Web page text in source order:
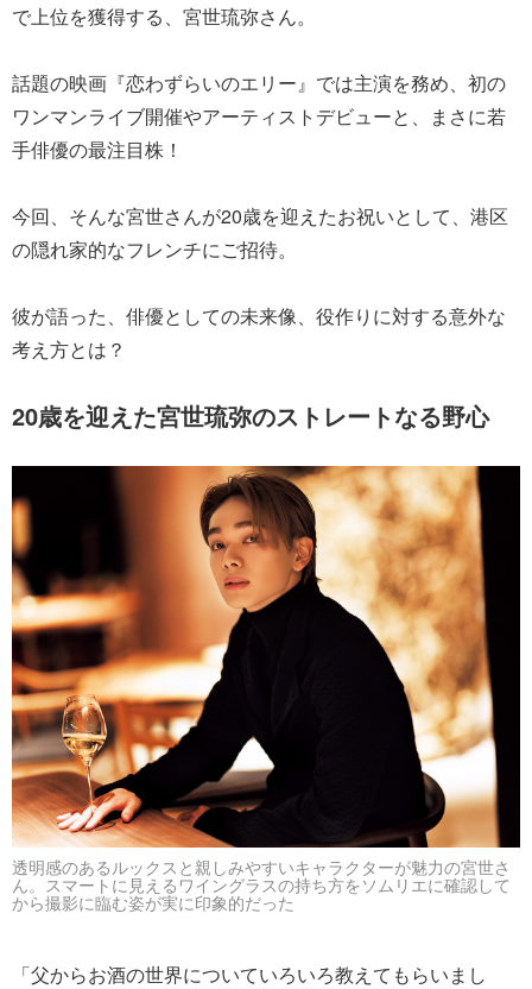
で上位を獲得する、宮世琉弥さん。
話題の映画『恋わずらいのエリー』では主演を務め、初の
ワンマンライブ開催やアーティストデビューと、まさに若
手俳優の最注目株！
今回、そんな宮世さんが20歳を迎えたお祝いとして、港区
の隠れ家的なフレンチにご招待。
彼が語った、俳優としての未来像、役作りに対する意外な
考え方とは？
20歳を迎えた宮世琉弥のストレートなる野心
透明感のあるルックスと親しみやすいキャラクターが魅力の宮世さ
ん。スマートに見えるワイングラスの持ち方をソムリエに確認して
から撮影に臨む姿が実に印象的だった
「父からお酒の世界についていろいろ教えてもらいまし